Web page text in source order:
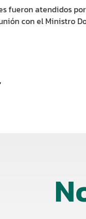
fueron atendidos
con el Ministro